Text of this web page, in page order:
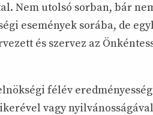
Nem utolsó sorban, bár
események sorába, de
és szervez az
félév
vagy